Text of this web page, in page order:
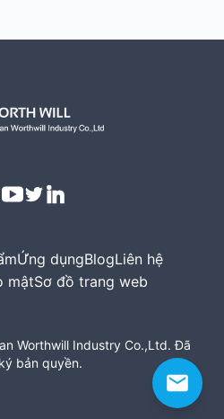
Youtube
TwitterLinkedin
Ứng dụngBlogLiên hệ
mậtSơ đồ trang web
Worthwill Industry Co.,Ltd. Đã
bản quyền.